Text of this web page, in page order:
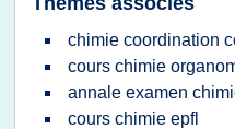
chimie coordination
cours chimie
annale examen
cours chimie epfl